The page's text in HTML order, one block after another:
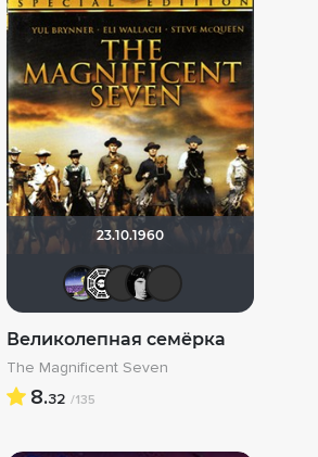
23.10.1960
Доктор Верховцев
Великолепная семёрка
The Magnificent Seven
8.32 /135